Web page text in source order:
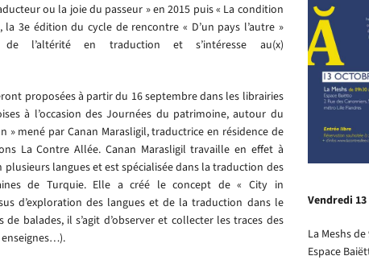
ou la joie du passeur » en 2015 puis « La condition
3e édition du cycle de rencontre « D’un pays l’autre »
l’altérité en traduction et s’intéresse au(x)
proposées à partir du 16 septembre dans les librairies
à l’occasion des Journées du patrimoine, autour du
» mené par Canan Marasligil, traductrice en résidence de
La Contre Allée. Canan Marasligil travaille en effet à
langues et est spécialisée dans la traduction des
de Turquie. Elle a créé le concept de « City in
d’exploration des langues et de la traduction dans le
de balades, il s’agit d’observer et collecter les traces des
Vendredi
La Meshs
Espace